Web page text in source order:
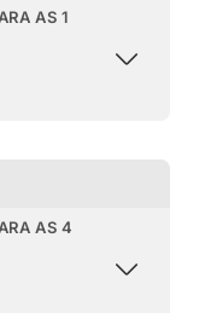
AS 1
AS 4